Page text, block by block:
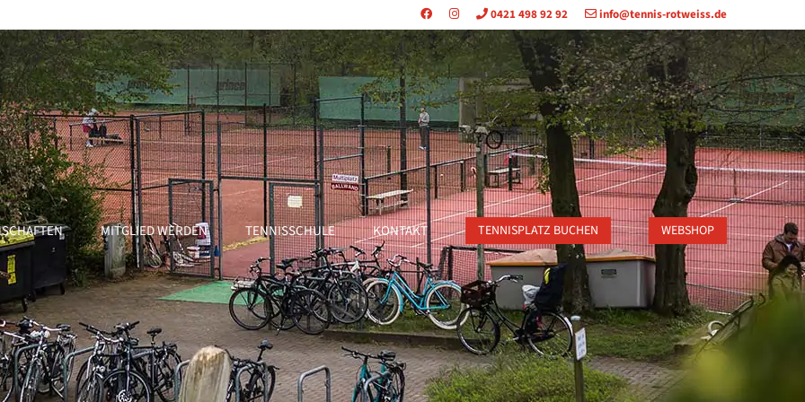
0421 498 92 92 info@tennis-rotweiss.de
MITGLIED WERDEN TENNISSCHULE KONTAKT TENNISPLATZ BUCHEN WEBSHOP